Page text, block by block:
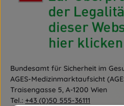
Bundesamt für Sicherheit im
AGES-Medizinmarktaufsicht
Traisengasse 5, A-1200 Wien
Tel.: +43 (0)50 555-36111